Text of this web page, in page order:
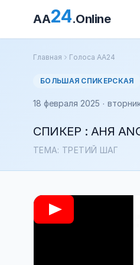
AA24.Online
Главная Голоса АА24
БОЛЬШАЯ СПИКЕРСКАЯ
18 февраля 2025 ·
СПИКЕР : АНЯ
ТЕМА: ТРЕТИЙ ШАГ